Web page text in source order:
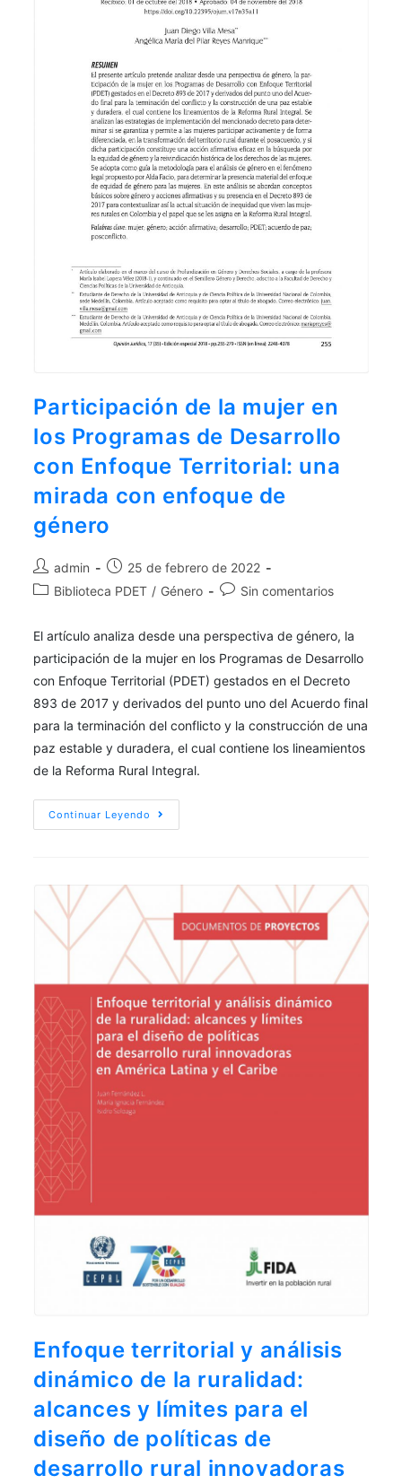
Participación de la mujer en
los Programas de Desarrollo
con Enfoque Territorial: una
mirada con enfoque de
género
admin
25 de febrero de 2022
Biblioteca PDET / Género Sin comentarios
El artículo analiza desde una perspectiva de género, la
participación de la mujer en los Programas de Desarrollo
con Enfoque Territorial (PDET) gestados en el Decreto
893 de 2017 y derivados del punto uno del Acuerdo final
para la terminación del conflicto y la construcción de una
paz estable y duradera, el cual contiene los lineamientos
de la Reforma Rural Integral.
Continuar Leyendo
Enfoque territorial y análisis
dinámico de la ruralidad:
alcances y límites para el
diseño de políticas de
desarrollo rural innovadoras